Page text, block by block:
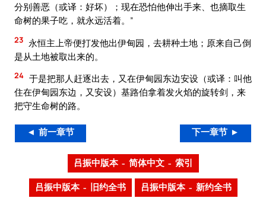
分别善恶（或译：好坏）；现在恐怕他伸出手来、也摘取生
命树的果子吃，就永远活着。”
23 永恒主上帝便打发他出伊甸园，去耕种土地；原来自己倒
是从土地被取出来的。
24 于是把那人赶逐出去，又在伊甸园东边安设（或译：叫他
住在伊甸园东边，又安设）基路伯拿着发火焰的旋转剑，来
把守生命树的路。
◄ 前一章节 下一章节 ►
吕振中版本 – 简体中文 – 索引
吕振中版本 – 旧约全书 吕振中版本 – 新约全书